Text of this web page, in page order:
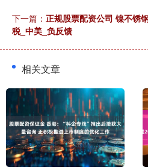
下一篇： 正规股票配资公司 镍不锈
税_中美_负反馈
相关文章